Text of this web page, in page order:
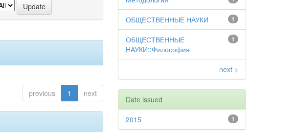
previous 1 next
1
ОБЩЕСТВЕННЫЕ НАУКИ
1
ОБЩЕСТВЕННЫЕ
НАУКИ::Философия
next >
Date issued
1
2015